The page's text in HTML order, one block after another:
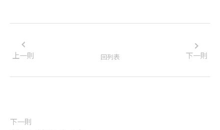
上一則 回列表 下一則
下一則